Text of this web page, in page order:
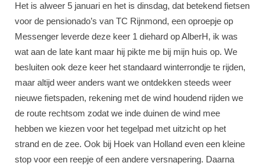
Het is alweer 5 januari en het is dinsdag, dat betekend fietsen
voor de pensionado’s van TC Rijnmond, een oproepje op
Messenger leverde deze keer 1 diehard op AlberH, ik was
wat aan de late kant maar hij pikte me bij mijn huis op. We
besluiten ook deze keer het standaard winterrondje te rijden,
maar altijd weer anders want we ontdekken steeds weer
nieuwe fietspaden, rekening met de wind houdend rijden we
de route rechtsom zodat we inde duinen de wind mee
hebben we kiezen voor het tegelpad met uitzicht op het
strand en de zee. Ook bij Hoek van Holland even een kleine
stop voor een reepje of een andere versnapering. Daarna